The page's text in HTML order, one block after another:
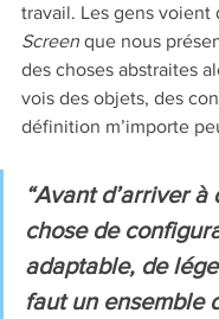
travail. Les gens voient
Screen que nous
des choses abstraites
vois des objets, des
définition m’importe
“Avant d’arriver
chose de
adaptable, de
faut un ensemble